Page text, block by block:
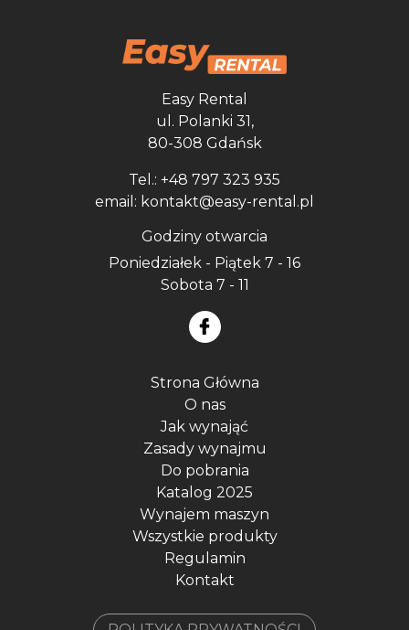
Easy Rental
ul. Polanki 31,
80-308 Gdańsk
Tel.: +48 797 323 935
email: kontakt@easy-rental.pl
Godziny otwarcia
Poniedziałek - Piątek 7 - 16
Sobota 7 - 11
Strona Główna
O nas
Jak wynająć
Zasady wynajmu
Do pobrania
Katalog 2025
Wynajem maszyn
Wszystkie produkty
Regulamin
Kontakt